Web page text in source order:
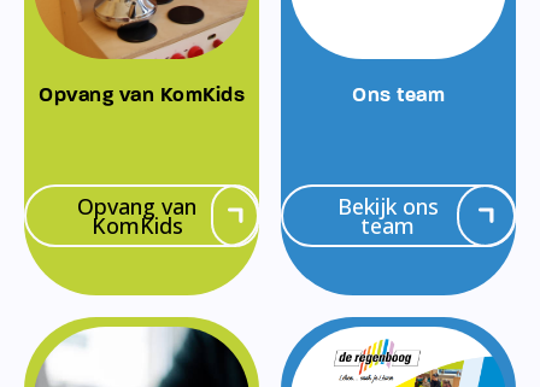
Opvang van KomKids
Opvang van
KomKids
Ons team
Bekijk ons
team